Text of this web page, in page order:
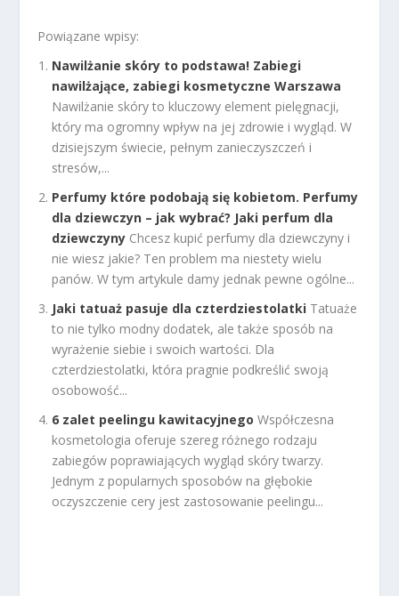
Powiązane wpisy:
Nawilżanie skóry to podstawa! Zabiegi
nawilżające, zabiegi kosmetyczne Warszawa
Nawilżanie skóry to kluczowy element pielęgnacji,
który ma ogromny wpływ na jej zdrowie i wygląd. W
dzisiejszym świecie, pełnym zanieczyszczeń i
stresów,...
Perfumy które podobają się kobietom. Perfumy
dla dziewczyn – jak wybrać? Jaki perfum dla
dziewczyny Chcesz kupić perfumy dla dziewczyny i
nie wiesz jakie? Ten problem ma niestety wielu
panów. W tym artykule damy jednak pewne ogólne...
Jaki tatuaż pasuje dla czterdziestolatki Tatuaże
to nie tylko modny dodatek, ale także sposób na
wyrażenie siebie i swoich wartości. Dla
czterdziestolatki, która pragnie podkreślić swoją
osobowość...
6 zalet peelingu kawitacyjnego Współczesna
kosmetologia oferuje szereg różnego rodzaju
zabiegów poprawiających wygląd skóry twarzy.
Jednym z popularnych sposobów na głębokie
oczyszczenie cery jest zastosowanie peelingu...